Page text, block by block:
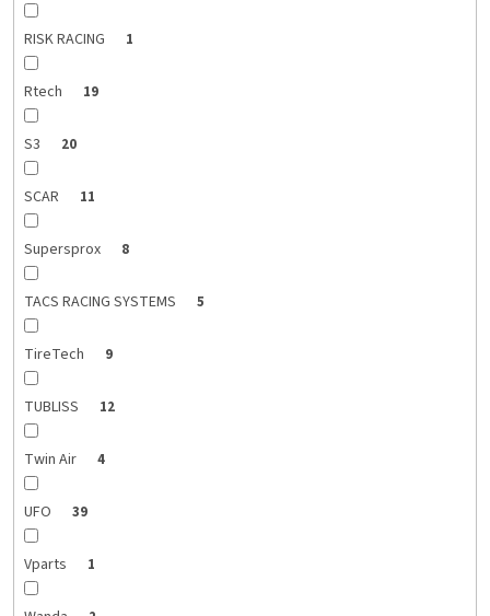
RISK RACING 1
Rtech 19
S3 20
SCAR 11
Supersprox 8
TACS RACING SYSTEMS 5
TireTech 9
TUBLISS 12
Twin Air 4
UFO 39
Vparts 1